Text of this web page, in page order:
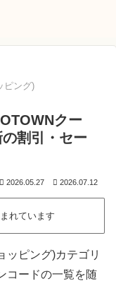
ピング)
クー
割引・セー
2026.05.27 2026.07.12
れています
ッピング)カテゴリ
コードの一覧を随